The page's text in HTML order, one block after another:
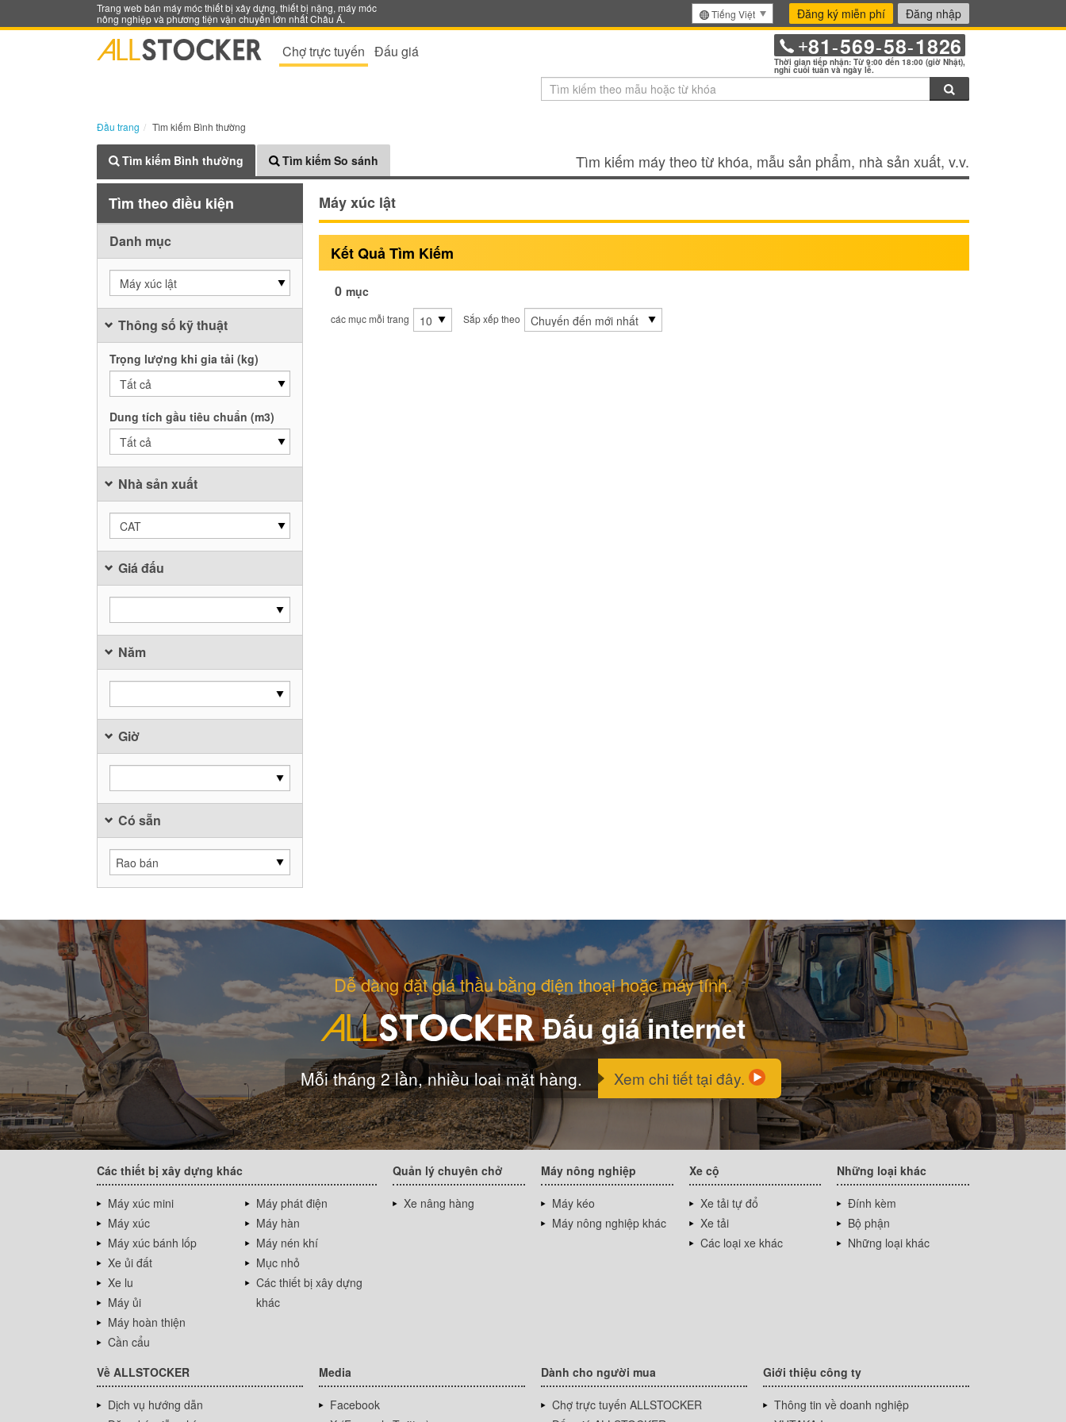
Trang web bán máy móc thiết bị xây dựng, thiết bị nặng, máy móc
nông nghiệp và phương tiện vận chuyển lớn nhất Châu Á.
Tiếng Việt Đăng ký miễn phí Đăng nhập
Chợ trực tuyến Đấu giá +81 -569-58-1826
Thời gian tiếp nhận: Từ 9:00 đến 18:00 (giờ Nhật),
nghỉ cuối tuần và ngày lễ.
Đầu trang Tìm kiếm Bình thường
Tìm kiếm Bình thường Tìm kiếm So sánh Tìm kiếm máy theo từ khóa, mẫu sản phẩm, nhà sản xuất, v.v.
Tìm theo điều kiện
Danh mục
Máy xúc lật
Thông số kỹ thuật
Trọng lượng khi gia tải (kg)
Tất cả
Dung tích gầu tiêu chuẩn (m3)
Tất cả
Nhà sản xuất
CAT
Giá đấu
Năm
Giờ
Có sẵn
Máy xúc lật
Kết Quả Tìm Kiếm
0 mục
các mục mỗi trang Sắp xếp theo
Dễ dàng đặt giá thầu bằng điện thoại hoặc máy tính.
Đấu giá internet
Mỗi tháng 2 lần, nhiều loai mặt hàng. Xem chi tiết tại đây.
Các thiết bị xây dựng khác
Máy xúc mini
Máy xúc
Máy xúc bánh lốp
Xe ủi đất
Xe lu
Máy ủi
Máy hoàn thiện
Cần cẩu
Máy phát điện
Máy hàn
Máy nén khí
Mục nhỏ
Các thiết bị xây dựng
khác
Quản lý chuyên chở
Xe nâng hàng
Máy nông nghiệp
Máy kéo
Máy nông nghiệp khác
Xe cộ
Xe tải tự đổ
Xe tải
Các loại xe khác
Những loại khác
Đính kèm
Bộ phận
Những loại khác
Về ALLSTOCKER
Dịch vụ hướng dẫn
Media
Facebook
Dành cho người mua
Chợ trực tuyến ALLSTOCKER
Giới thiệu công ty
Thông tin về doanh nghiệp